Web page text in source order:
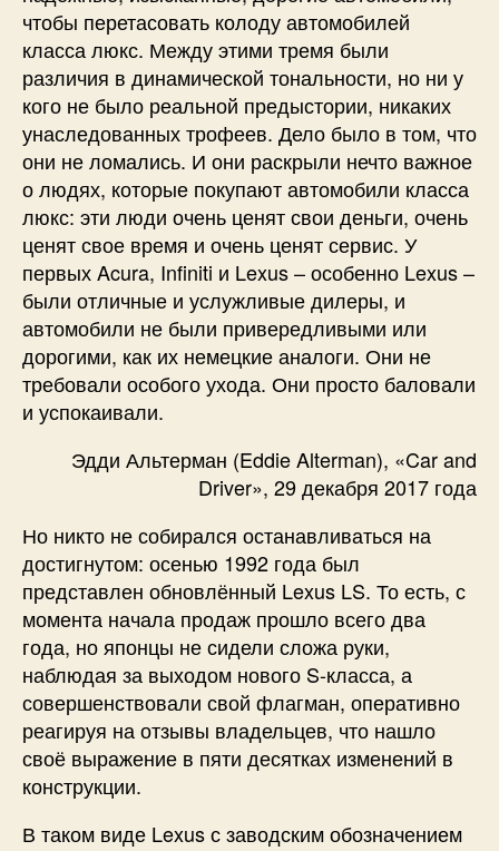
чтобы перетасовать колоду автомобилей
класса люкс. Между этими тремя были
различия в динамической тональности, но ни у
кого не было реальной предыстории, никаких
унаследованных трофеев. Дело было в том, что
они не ломались. И они раскрыли нечто важное
о людях, которые покупают автомобили класса
люкс: эти люди очень ценят свои деньги, очень
ценят свое время и очень ценят сервис. У
первых Acura, Infiniti и Lexus – особенно Lexus –
были отличные и услужливые дилеры, и
автомобили не были привередливыми или
дорогими, как их немецкие аналоги. Они не
требовали особого ухода. Они просто баловали
и успокаивали.
Эдди Альтерман (Eddie Alterman), «Car and
Driver», 29 декабря 2017 года
Но никто не собирался останавливаться на
достигнутом: осенью 1992 года был
представлен обновлённый Lexus LS. То есть, с
момента начала продаж прошло всего два
года, но японцы не сидели сложа руки,
наблюдая за выходом нового S-класса, а
совершенствовали свой флагман, оперативно
реагируя на отзывы владельцев, что нашло
своё выражение в пяти десятках изменений в
конструкции.
В таком виде Lexus с заводским обозначением